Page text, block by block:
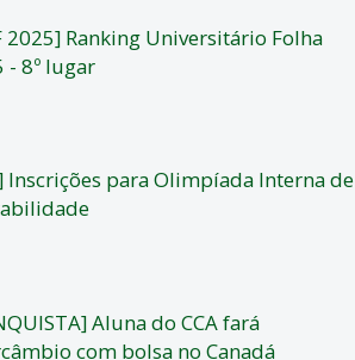
2025] Ranking Universitário Folha
- 8º lugar
Inscrições para Olimpíada Interna de
Aluna do CCA fará
com bolsa no Canadá